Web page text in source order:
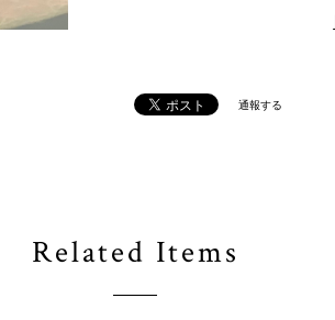
通報する
Related Items